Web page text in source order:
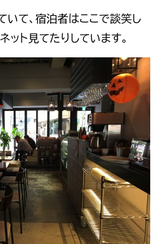
いて、宿泊者はここで談笑し
ット見てたりしています。